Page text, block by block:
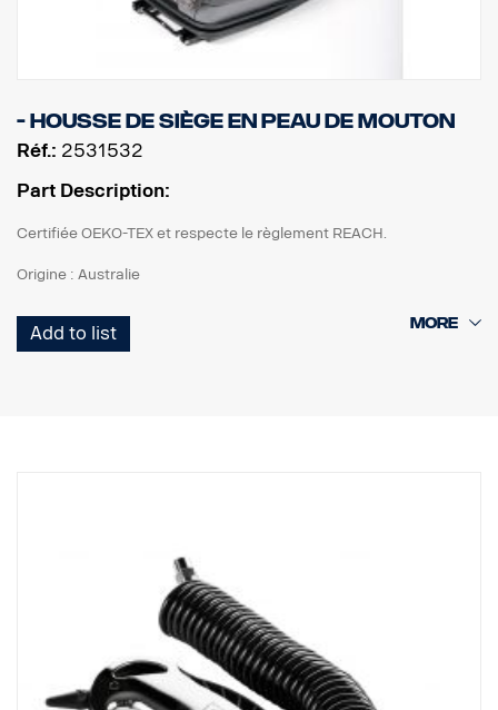
- Housse de siège en peau de mouton
Réf.: 2531532
Part Description:
Certifiée OEKO-TEX et respecte le règlement REACH.
Origine : Australie
Add to list